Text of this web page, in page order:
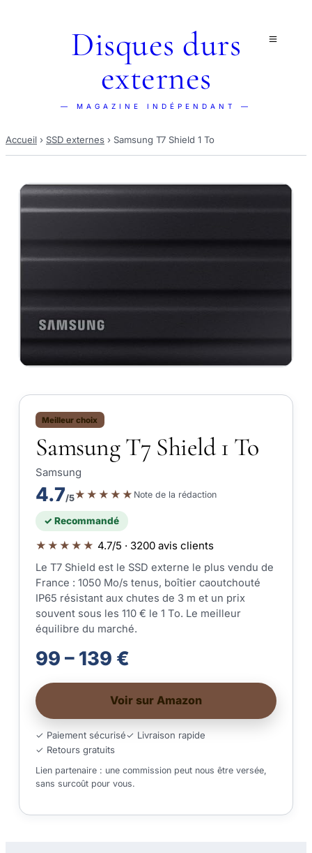
Disques durs
externes
— MAGAZINE INDÉPENDANT —
Accueil › SSD externes › Samsung T7 Shield 1 To
Meilleur choix
Samsung T7 Shield 1 To
Samsung
4.7/5★★★★★ Note de la rédaction
✓ Recommandé
★★★★★ 4.7/5 · 3200 avis clients
Le T7 Shield est le SSD externe le plus vendu de
France : 1050 Mo/s tenus, boîtier caoutchouté
IP65 résistant aux chutes de 3 m et un prix
souvent sous les 110 € le 1 To. Le meilleur
équilibre du marché.
99 – 139 €
Voir sur Amazon
✓ Paiement sécurisé✓ Livraison rapide
✓ Retours gratuits
Lien partenaire : une commission peut nous être versée,
sans surcoût pour vous.